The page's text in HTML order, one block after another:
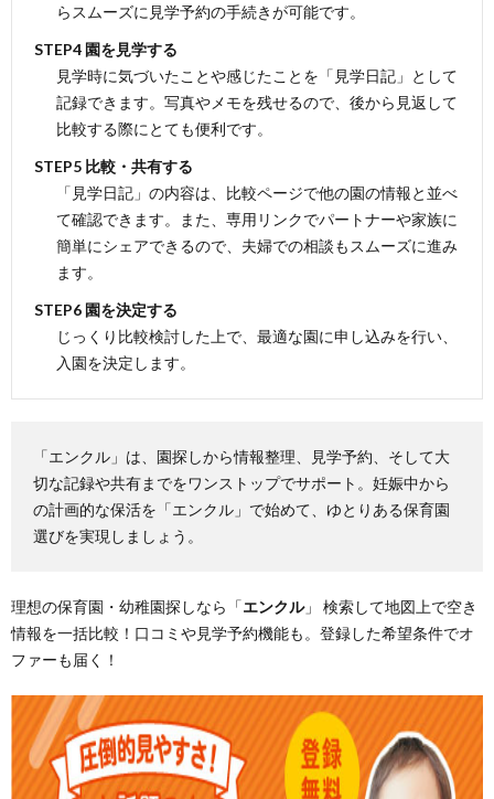
らスムーズに見学予約の手続きが可能です。
STEP4 園を見学する
見学時に気づいたことや感じたことを「見学日記」として
記録できます。写真やメモを残せるので、後から見返して
比較する際にとても便利です。
STEP5 比較・共有する
「見学日記」の内容は、比較ページで他の園の情報と並べ
て確認できます。また、専用リンクでパートナーや家族に
簡単にシェアできるので、夫婦での相談もスムーズに進み
ます。
STEP6 園を決定する
じっくり比較検討した上で、最適な園に申し込みを行い、
入園を決定します。
「エンクル」は、園探しから情報整理、見学予約、そして大
切な記録や共有までをワンストップでサポート。妊娠中から
の計画的な保活を「エンクル」で始めて、ゆとりある保育園
選びを実現しましょう。
理想の保育園・幼稚園探しなら「エンクル」 検索して地図上で空き
情報を一括比較！口コミや見学予約機能も。登録した希望条件でオ
ファーも届く！